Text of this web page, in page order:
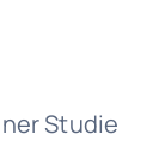
Studie